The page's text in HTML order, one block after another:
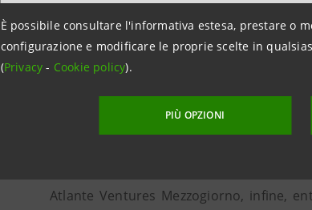
È possibile consultare l'informativa estesa, prestare o
configurazione e modificare le proprie scelte in
(Privacy- Cookie policy).
PIÙ OPZIONI
hardware per il mercato dell’energia
Italia nel mercato delle centrali
ampio mercato dell’efficienza
maggioranza relativa della società. Per
manterrà comunque una
Lecce, dove è stata aperta una nuova
Atlante Ventures Mezzogiorno, infine,